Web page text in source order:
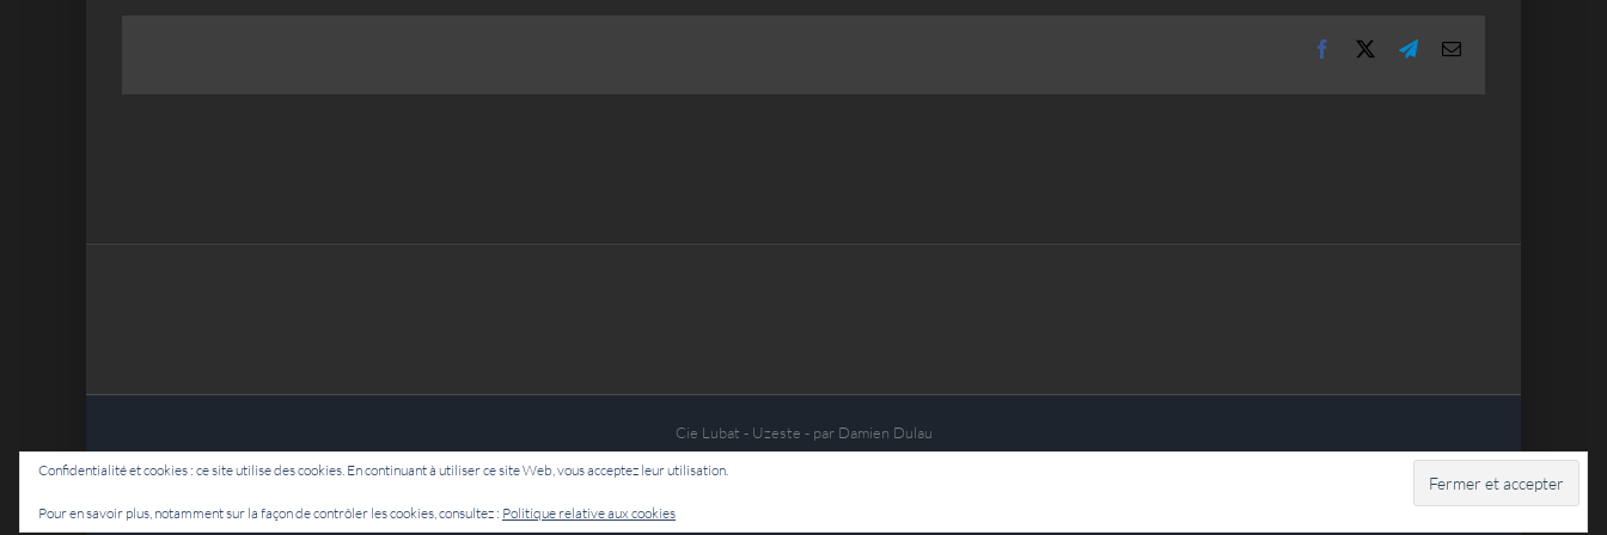
Facebook TelegramEmail
Cie Lubat - Uzeste - par Damien Dulau
Confidentialité et cookies : ce site utilise des cookies. En continuant à utiliser ce site Web, vous acceptez leur utilisation.
Pour en savoir plus, notamment sur la façon de contrôler les cookies, consultez : Politique relative aux cookies